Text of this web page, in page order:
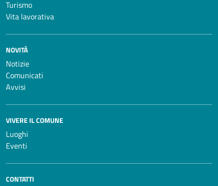
Turismo
Vita lavorativa
NOVITÀ
Notizie
Comunicati
Avvisi
VIVERE IL COMUNE
Luoghi
Eventi
CONTATTI